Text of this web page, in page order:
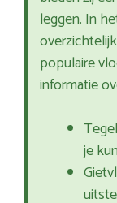
leggen. In
populaire
informatie
je